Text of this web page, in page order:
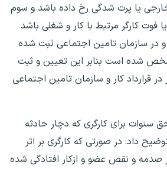
یا پرت شدگی رخ داده باشد و سوم
فوت کارگر مرتبط با کار و شغلی باشد
سازمان تامین اجتماعی ثبت شده
شده است بنابر این تعیین و ثبت
قرارداد کار و سازمان تامین اجتماعی
سنوات برای کارگری که دچار حادثه
داد: در صورتی که کارگری بر اثر
صدمه و نقص عضو و ازکار افتادگی شده